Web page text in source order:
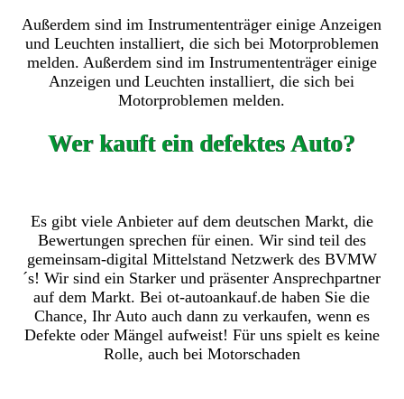
Außerdem sind im Instrumententräger einige Anzeigen
und Leuchten installiert, die sich bei Motorproblemen
melden. Außerdem sind im Instrumententräger einige
Anzeigen und Leuchten installiert, die sich bei
Motorproblemen melden.
Wer kauft ein defektes Auto?
Es gibt viele Anbieter auf dem deutschen Markt, die
Bewertungen sprechen für einen. Wir sind teil des
gemeinsam-digital Mittelstand Netzwerk des BVMW
´s! Wir sind ein Starker und präsenter Ansprechpartner
auf dem Markt. Bei ot-autoankauf.de haben Sie die
Chance, Ihr Auto auch dann zu verkaufen, wenn es
Defekte oder Mängel aufweist! Für uns spielt es keine
Rolle, auch bei Motorschaden